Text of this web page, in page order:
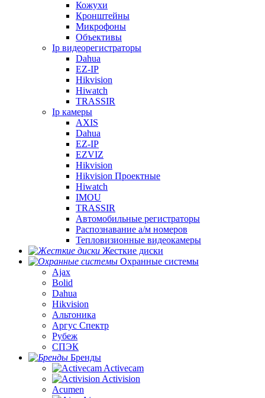
Кожухи
Кронштейны
Микрофоны
Объективы
Ip видеорегистраторы
Dahua
EZ-IP
Hikvision
Hiwatch
TRASSIR
Ip камеры
AXIS
Dahua
EZ-IP
EZVIZ
Hikvision
Hikvision Проектные
Hiwatch
IMOU
TRASSIR
Автомобильные регистраторы
Распознавание а/м номеров
Тепловизионные видеокамеры
Жесткие диски
Охранные системы
Ajax
Bolid
Dahua
Hikvision
Альтоника
Аргус Спектр
Рубеж
СПЭК
Бренды
Activecam
Activision
Acumen